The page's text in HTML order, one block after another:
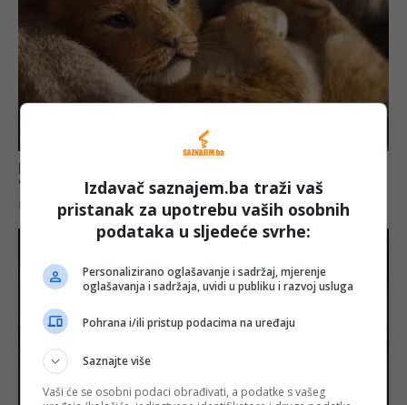
Izdavač saznajem.ba traži vaš
pristanak za upotrebu vaših osobnih
podataka u sljedeće svrhe:
Personalizirano oglašavanje i sadržaj, mjerenje
oglašavanja i sadržaja, uvidi u publiku i razvoj usluga
Pohrana i/ili pristup podacima na uređaju
Saznajte više
Vaši će se osobni podaci obrađivati, a podatke s vašeg